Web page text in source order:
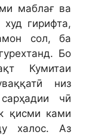
маблағ ва
гирифта,
сол, ба
Бо
Кумитаи
низ
чӣ
қисми ками
халос. Аз